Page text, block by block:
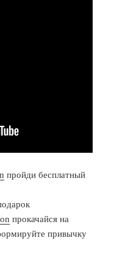
пройди бесплатный
прокачайся на
привычку